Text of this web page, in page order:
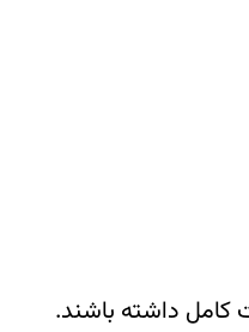
کامل داشته باشند.